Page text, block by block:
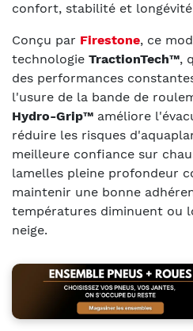
confort, stabilité et
Conçu par Firestone, ce
technologie TractionTech™,
des performances
l'usure de la bande de
Hydro-Grip™ améliore
réduire les risques
meilleure confiance sur
lamelles pleine profondeur
maintenir une bonne
températures diminuent ou
neige.